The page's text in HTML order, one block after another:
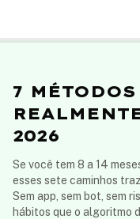
7
2026
Se você tem 8 a 14
esses sete caminhos
Sem app, sem bot, sem
hábitos que o algoritmo